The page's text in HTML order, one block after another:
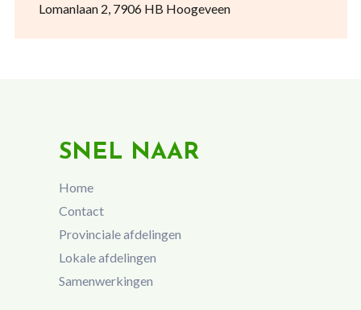
Lomanlaan 2, 7906 HB Hoogeveen
SNEL NAAR
Home
Contact
Provinciale afdelingen
Lokale afdelingen
Samenwerkingen